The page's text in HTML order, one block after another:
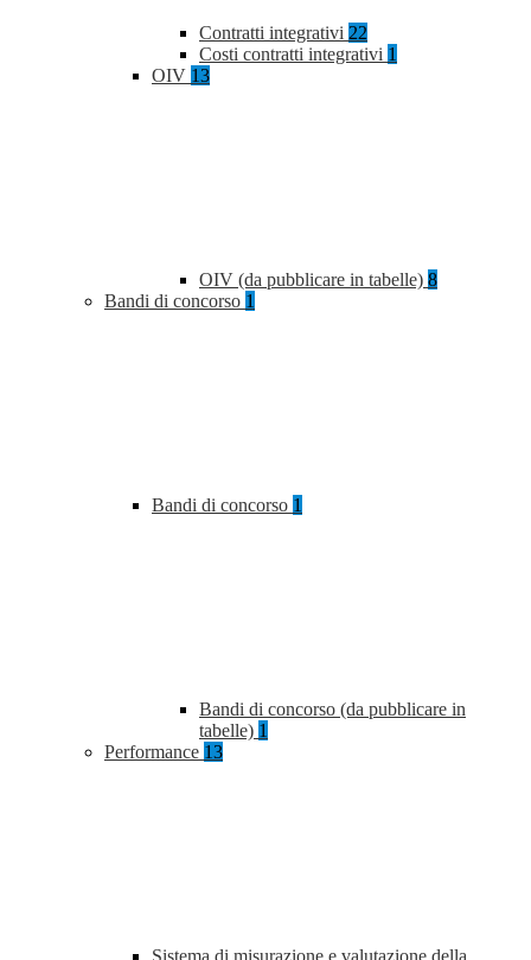
Contratti integrativi 22
Costi contratti integrativi 1
OIV 13
OIV (da pubblicare in tabelle) 8
Bandi di concorso 1
Bandi di concorso 1
Bandi di concorso (da pubblicare in
tabelle) 1
Performance 13